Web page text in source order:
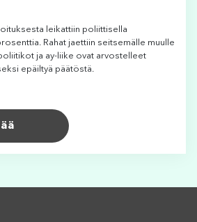
leikattiin poliittisella
Rahat jaettiin seitsemälle muulle
ja ay-liike ovat arvostelleet
epäiltyä päätöstä.